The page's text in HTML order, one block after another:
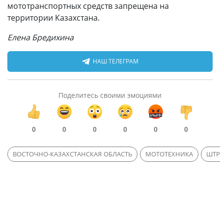
мототранспортных средств запрещена на
территории Казахстана.
Елена Бредихина
НАШ ТЕЛЕГРАМ
Поделитесь своими эмоциями
0 0 0 0 0 0
ВОСТОЧНО-КАЗАХСТАНСКАЯ ОБЛАСТЬ МОТОТЕХНИКА